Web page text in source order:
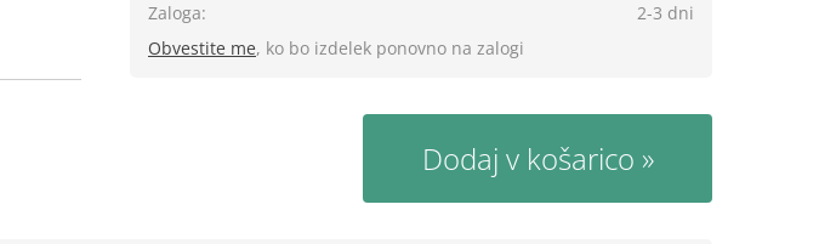
Zaloga:
2-3 dni
Obvestite me, ko bo izdelek ponovno na zalogi
Dodaj v košarico